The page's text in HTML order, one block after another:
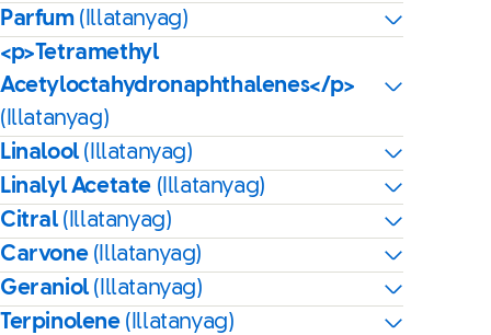
Parfum (Illatanyag)
<p>Tetramethyl
Acetyloctahydronaphthalenes</p>
(Illatanyag)
Linalool(Illatanyag)
Linalyl Acetate (Illatanyag)
Citral(Illatanyag)
Carvone (Illatanyag)
Geraniol(Illatanyag)
Terpinolene (Illatanyag)